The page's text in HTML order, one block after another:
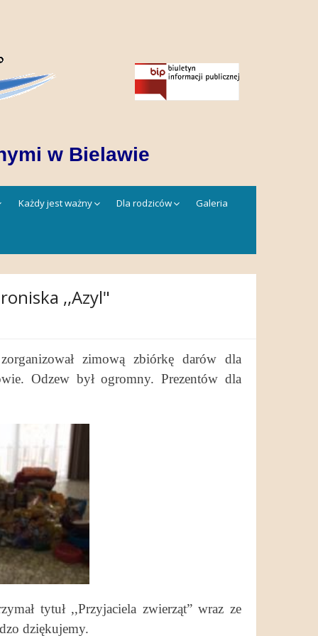
w Bielawie
Każdy jest ważny Dla rodziców Galeria
,,Azyl"
zimową zbiórkę darów dla
Odzew był ogromny. Prezentów dla
tytuł ,,Przyjaciela zwierząt” wraz ze
dziękujemy.